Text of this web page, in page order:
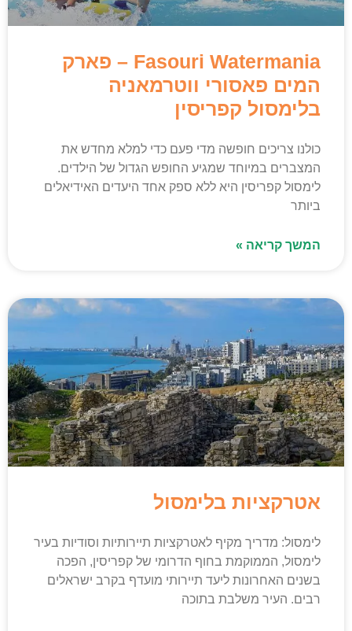
Fasouri Watermania – פארק
המים פאסורי ווטרמאניה
בלימסול קפריסין
כולנו צריכים חופשה מדי פעם כדי למלא מחדש את
המצברים במיוחד שמגיע החופש הגדול של הילדים.
לימסול קפריסין היא ללא ספק אחד היעדים האידיאלים
ביותר
המשך קריאה »
אטרקציות בלימסול
לימסול: מדריך מקיף לאטרקציות תיירותיות וסודיות בעיר
לימסול, הממוקמת בחוף הדרומי של קפריסין, הפכה
בשנים האחרונות ליעד תיירותי מועדף בקרב ישראלים
רבים. העיר משלבת בתוכה